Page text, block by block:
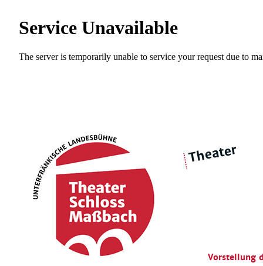
Vorstellung
Theater